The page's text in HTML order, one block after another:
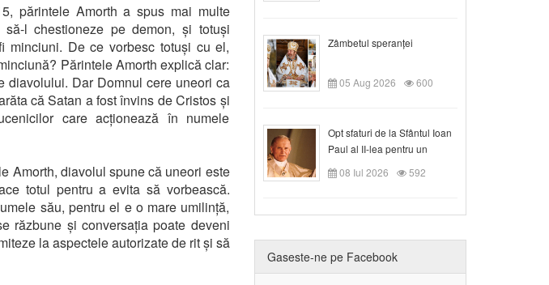
părintele Amorth a spus mai multe
l chestioneze pe demon, și totuși
minciuni. De ce vorbesc totuși cu el,
Părintele Amorth explică clar:
diavolului. Dar Domnul cere uneori ca
că Satan a fost învins de Cristos și
care acționează în numele
Amorth, diavolul spune că uneori este
totul pentru a evita să vorbească.
său, pentru el e o mare umilință,
răzbune și conversația poate deveni
la aspectele autorizate de rit și să
Zâmbetul speranței
05 Aug 2026 600
Opt sfaturi de la Sfântul Ioan
Paul al II-lea pentru un
creștin
08 Iul 2026 592
Gaseste-ne pe Facebook